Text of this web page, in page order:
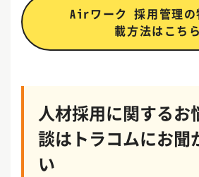
Airワーク 採用管理の
載方法はこちら
人材採用に関するお
談はトラコムにお聞
い